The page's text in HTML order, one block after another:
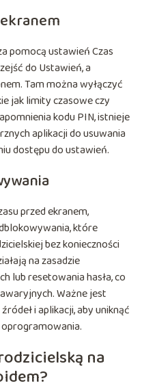
pomocą ustawień Czas
do Ustawień, a
Tam można wyłączyć
jak limity czasowe czy
kodu PIN, istnieje
aplikacji do usuwania
dostępu do ustawień.
przed ekranem,
które
bez konieczności
na zasadzie
lub resetowania hasła, co
Ważne jest
i aplikacji, aby uniknąć
na